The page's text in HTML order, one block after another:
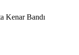
Kenar Bandı